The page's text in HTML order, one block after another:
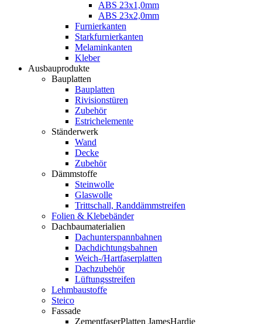
ABS 23x1,0mm
ABS 23x2,0mm
Furnierkanten
Starkfurnierkanten
Melaminkanten
Kleber
Ausbauprodukte
Bauplatten
Bauplatten
Rivisionstüren
Zubehör
Estrichelemente
Ständerwerk
Wand
Decke
Zubehör
Dämmstoffe
Steinwolle
Glaswolle
Trittschall, Randdämmstreifen
Folien & Klebebänder
Dachbaumaterialien
Dachunterspannbahnen
Dachdichtungsbahnen
Weich-/Hartfaserplatten
Dachzubehör
Lüftungsstreifen
Lehmbaustoffe
Steico
Fassade
ZementfaserPlatten JamesHardie